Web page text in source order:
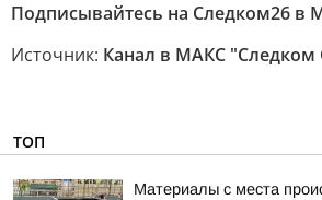
Подписывайтесь на Следком26 в
Источник: Канал в МАКС "Следком
ТОП
Материалы с места